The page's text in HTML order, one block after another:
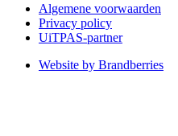
Algemene voorwaarden
Privacy policy
UiTPAS-partner
Website by Brandberries